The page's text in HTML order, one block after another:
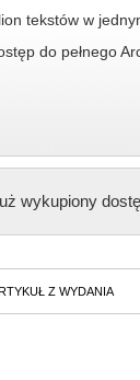
tekstów w
do pełnego
wykupiony
Z WYDANIA